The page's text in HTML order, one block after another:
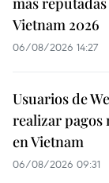
Vietnam 2026
06/08/2026 14:27
Usuarios de
realizar pagos
en Vietnam
06/08/2026 09:31